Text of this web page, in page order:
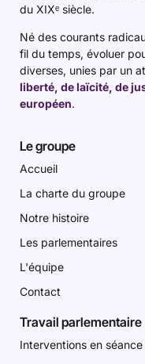
du XIXᵉ siècle.
Né des courants
fil du temps, évoluer
diverses, unies par un
liberté, de laïcité, de
européen.
Le groupe
Accueil
La charte du groupe
Notre histoire
Les parlementaires
L'équipe
Contact
Travail parlementaire
Interventions en séance